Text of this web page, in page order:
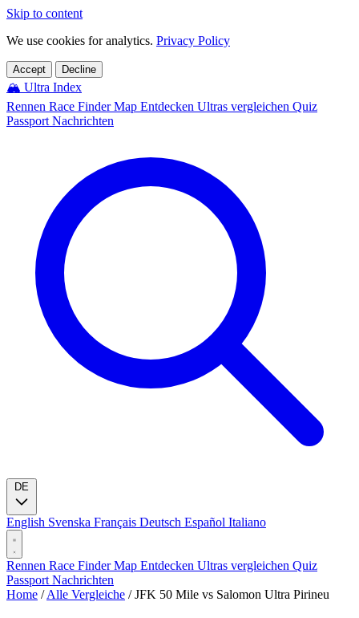
Skip to content
We use cookies for analytics. Privacy Policy
Accept Decline
🏔️ Ultra Index
Rennen Race FinderMap Entdecken Ultras vergleichen Quiz
Passport Nachrichten
English Svenska Français Deutsch Español Italiano
Rennen Race FinderMap Entdecken Ultras vergleichen Quiz
Passport Nachrichten
Home / Alle Vergleiche / JFK 50 Mile vs Salomon Ultra Pirineu